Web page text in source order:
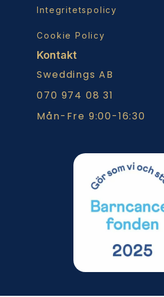
Integritetspolicy
Cookie Policy
Kontakt
Sweddings AB
070 974 08 31
Mån-Fre 9:00-16:30